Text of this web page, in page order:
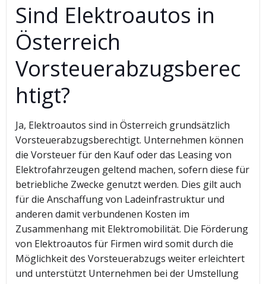
Sind Elektroautos in
Österreich
Vorsteuerabzugsberec
htigt?
Ja, Elektroautos sind in Österreich grundsätzlich
Vorsteuerabzugsberechtigt. Unternehmen können
die Vorsteuer für den Kauf oder das Leasing von
Elektrofahrzeugen geltend machen, sofern diese für
betriebliche Zwecke genutzt werden. Dies gilt auch
für die Anschaffung von Ladeinfrastruktur und
anderen damit verbundenen Kosten im
Zusammenhang mit Elektromobilität. Die Förderung
von Elektroautos für Firmen wird somit durch die
Möglichkeit des Vorsteuerabzugs weiter erleichtert
und unterstützt Unternehmen bei der Umstellung